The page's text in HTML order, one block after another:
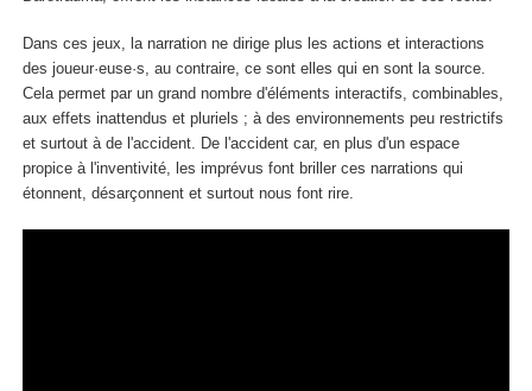
Dans ces jeux, la narration ne dirige plus les actions et interactions
des joueur·euse·s, au contraire, ce sont elles qui en sont la source.
Cela permet par un grand nombre d'éléments interactifs, combinables,
aux effets inattendus et pluriels ; à des environnements peu restrictifs
et surtout à de l'accident. De l'accident car, en plus d'un espace
propice à l'inventivité, les imprévus font briller ces narrations qui
étonnent, désarçonnent et surtout nous font rire.